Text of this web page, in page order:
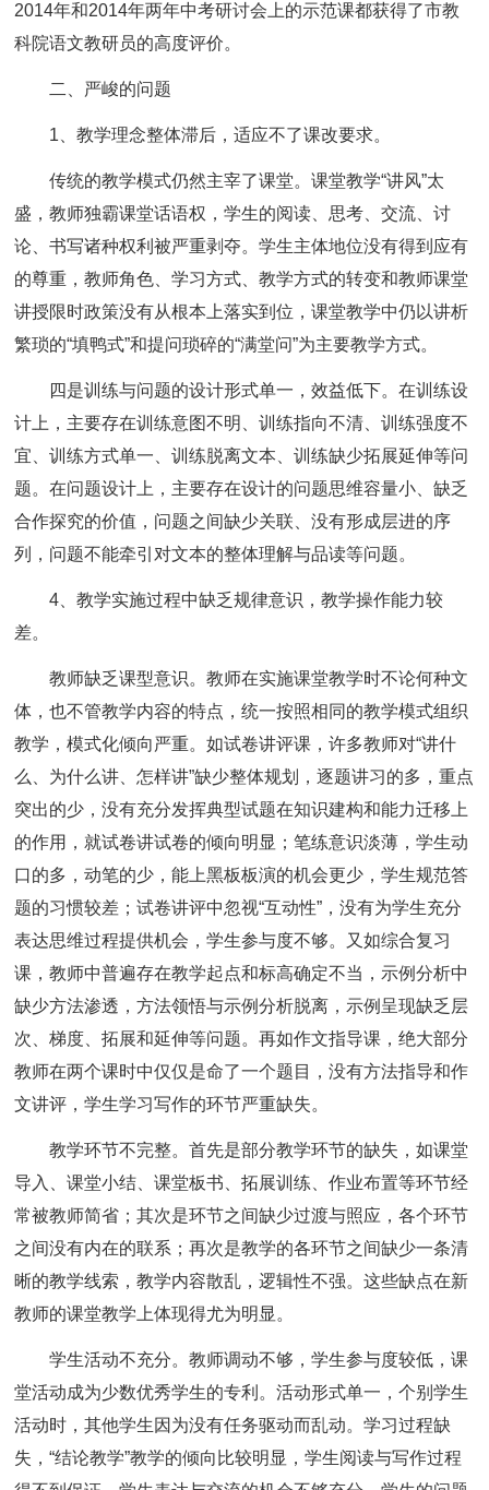
2014年和2014年两年中考研讨会上的示范课都获得了市教
科院语文教研员的高度评价。
二、严峻的问题
1、教学理念整体滞后，适应不了课改要求。
传统的教学模式仍然主宰了课堂。课堂教学“讲风”太
盛，教师独霸课堂话语权，学生的阅读、思考、交流、讨
论、书写诸种权利被严重剥夺。学生主体地位没有得到应有
的尊重，教师角色、学习方式、教学方式的转变和教师课堂
讲授限时政策没有从根本上落实到位，课堂教学中仍以讲析
繁琐的“填鸭式”和提问琐碎的“满堂问”为主要教学方式。
四是训练与问题的设计形式单一，效益低下。在训练设
计上，主要存在训练意图不明、训练指向不清、训练强度不
宜、训练方式单一、训练脱离文本、训练缺少拓展延伸等问
题。在问题设计上，主要存在设计的问题思维容量小、缺乏
合作探究的价值，问题之间缺少关联、没有形成层进的序
列，问题不能牵引对文本的整体理解与品读等问题。
4、教学实施过程中缺乏规律意识，教学操作能力较
差。
教师缺乏课型意识。教师在实施课堂教学时不论何种文
体，也不管教学内容的特点，统一按照相同的教学模式组织
教学，模式化倾向严重。如试卷讲评课，许多教师对“讲什
么、为什么讲、怎样讲”缺少整体规划，逐题讲习的多，重点
突出的少，没有充分发挥典型试题在知识建构和能力迁移上
的作用，就试卷讲试卷的倾向明显；笔练意识淡薄，学生动
口的多，动笔的少，能上黑板板演的机会更少，学生规范答
题的习惯较差；试卷讲评中忽视“互动性”，没有为学生充分
表达思维过程提供机会，学生参与度不够。又如综合复习
课，教师中普遍存在教学起点和标高确定不当，示例分析中
缺少方法渗透，方法领悟与示例分析脱离，示例呈现缺乏层
次、梯度、拓展和延伸等问题。再如作文指导课，绝大部分
教师在两个课时中仅仅是命了一个题目，没有方法指导和作
文讲评，学生学习写作的环节严重缺失。
教学环节不完整。首先是部分教学环节的缺失，如课堂
导入、课堂小结、课堂板书、拓展训练、作业布置等环节经
常被教师简省；其次是环节之间缺少过渡与照应，各个环节
之间没有内在的联系；再次是教学的各环节之间缺少一条清
晰的教学线索，教学内容散乱，逻辑性不强。这些缺点在新
教师的课堂教学上体现得尤为明显。
学生活动不充分。教师调动不够，学生参与度较低，课
堂活动成为少数优秀学生的专利。活动形式单一，个别学生
活动时，其他学生因为没有任务驱动而乱动。学习过程缺
失，“结论教学”教学的倾向比较明显，学生阅读与写作过程